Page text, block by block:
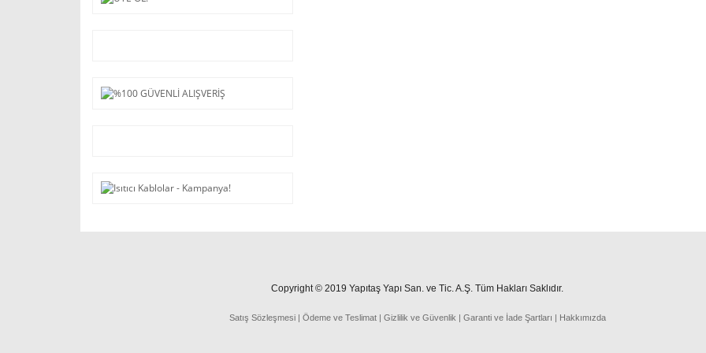
Copyright © 2019 Yapıtaş Yapı San. ve Tic. A.Ş. Tüm Hakları Saklıdır.
Satış Sözleşmesi| Ödeme ve Teslimat| Gizlilik ve Güvenlik Garanti ve İade Şartları Hakkımızda